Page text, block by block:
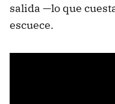
salida —lo que
escuece.